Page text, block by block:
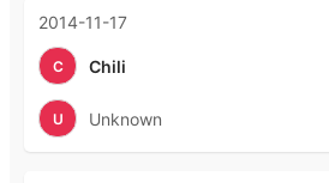
2014-11-17
C Chili
U Unknown